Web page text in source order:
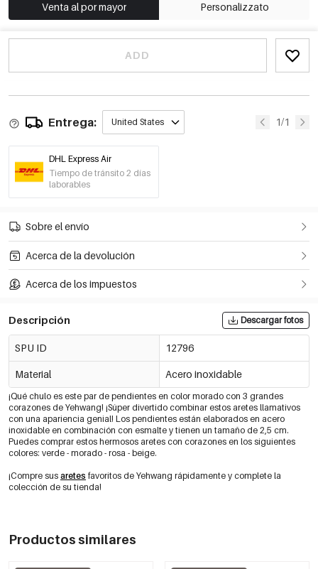
Venta al por mayor Personalizzato
ADD
Entrega: United States 1/1
DHL Express Air
Tiempo de tránsito 2 días
laborables
Sobre el envío
Acerca de la devolución
Acerca de los impuestos
Descripción Descargar fotos
SPU ID 12796
Material Acero inoxidable
¡Qué chulo es este par de pendientes en color morado con 3 grandes
corazones de Yehwang! ¡Súper divertido combinar estos aretes llamativos
con una apariencia genial! Los pendientes están elaborados en acero
inoxidable en combinación con esmalte y tienen un tamaño de 2,5 cm.
Puedes comprar estos hermosos aretes con corazones en los siguientes
colores: verde - morado - rosa - beige.
¡Compre sus aretes favoritos de Yehwang rápidamente y complete la
colección de su tienda!
Productos similares